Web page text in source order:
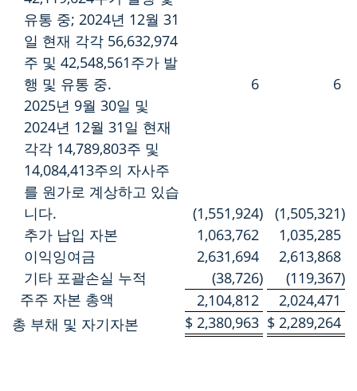
유통 중; 2024년 12월 31
일 현재 각각 56,632,974
주 및 42,548,561주가 발
행 및 유통 중.
6
6
2025년 9월 30일 및
2024년 12월 31일 현재
각각 14,789,803주 및
14,084,413주의 자사주
를 원가로 계상하고 있습
니다.
(1,551,924) (1,505,321)
추가 납입 자본
1,063,762
1,035,285
이익잉여금
2,631,694
2,613,868
기타 포괄손실 누적
(38,726) (119,367)
주주 자본 총액
2,104,812
2,024,471
총 부채 및 자기자본
$ 2,380,963 $ 2,289,264